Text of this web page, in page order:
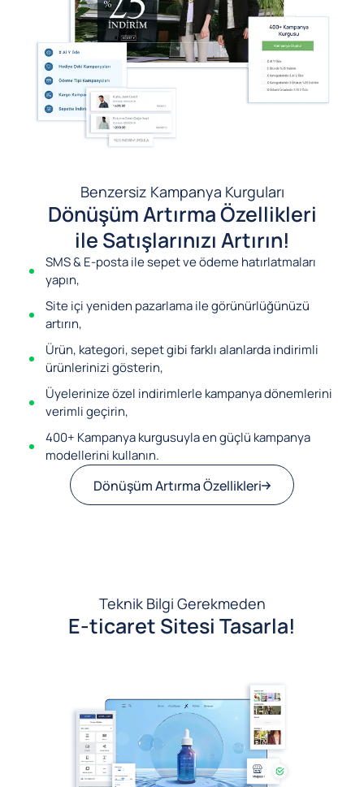
Benzersiz Kampanya Kurguları
Dönüşüm Artırma Özellikleri
ile Satışlarınızı Artırın!
SMS & E-posta ile sepet ve ödeme hatırlatmaları
yapın,
Site içi yeniden pazarlama ile görünürlüğünüzü
artırın,
Ürün, kategori, sepet gibi farklı alanlarda indirimli
ürünlerinizi gösterin,
Üyelerinize özel indirimlerle kampanya dönemlerini
verimli geçirin,
400+ Kampanya kurgusuyla en güçlü kampanya
modellerini kullanın.
Dönüşüm Artırma Özellikleri
Teknik Bilgi Gerekmeden
E-ticaret Sitesi Tasarla!